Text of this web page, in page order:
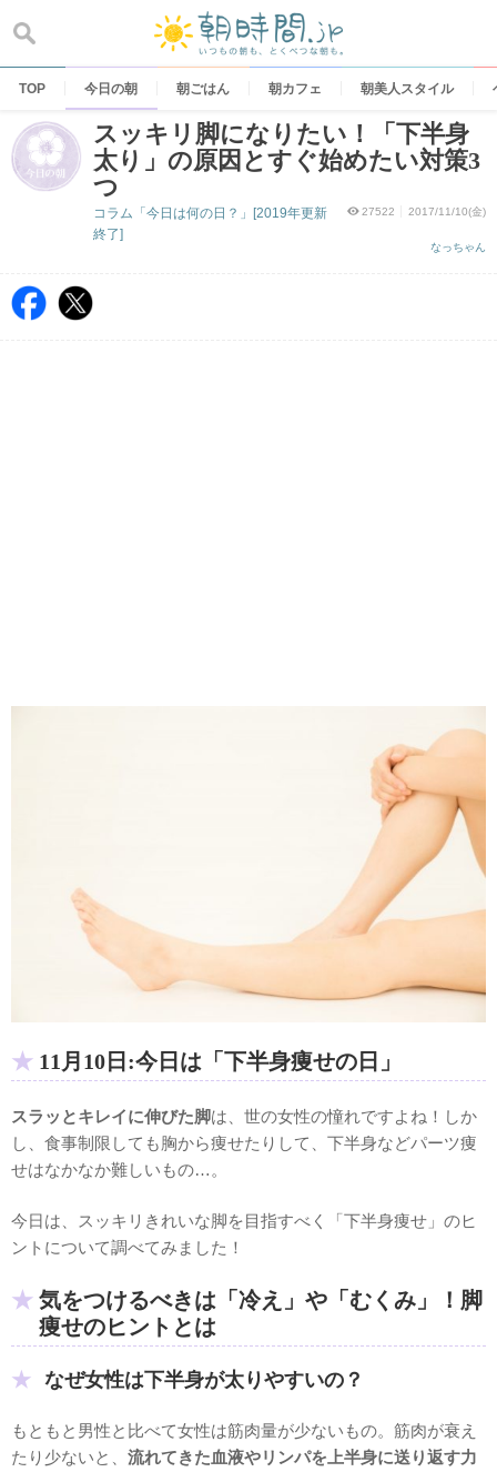
content
TOP 今日の朝 朝ごはん 朝カフェ 朝美人スタイル
スッキリ脚になりたい！「下半身
太り」の原因とすぐ始めたい対策3
つ
27522 2017/11/10(金)
なっちゃん
コラム「今日は何の日？」[2019年更新
終了]
11月10日:今日は「下半身痩せの日」
スラッとキレイに伸びた脚は、世の女性の憧れですよね！しか
し、食事制限しても胸から痩せたりして、下半身などパーツ痩
せはなかなか難しいもの…。
今日は、スッキリきれいな脚を目指すべく「下半身痩せ」のヒ
ントについて調べてみました！
気をつけるべきは「冷え」や「むくみ」！脚
痩せのヒントとは
なぜ女性は下半身が太りやすいの？
もともと男性と比べて女性は筋肉量が少ないもの。筋肉が衰え
たり少ないと、 流れてきた血液やリンパを上半身に送り返す力